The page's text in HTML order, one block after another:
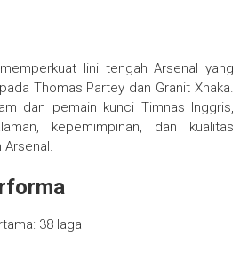
lini tengah Arsenal yang
Thomas Partey dan Granit Xhaka.
dan pemain kunci Timnas Inggris,
kepemimpinan, dan kualitas
Arsenal.
38 laga